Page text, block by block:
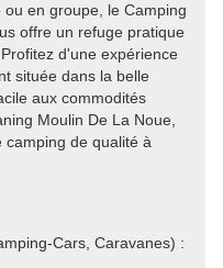
en groupe, le Camping
offre un refuge pratique
d'une expérience
située dans la belle
aux commodités
Moulin De La Noue,
de qualité à
Cars, Caravanes) :